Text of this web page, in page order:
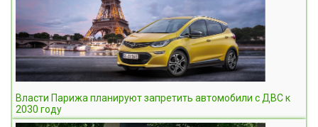
Власти Парижа планируют запретить автомобили с ДВС к
2030 году